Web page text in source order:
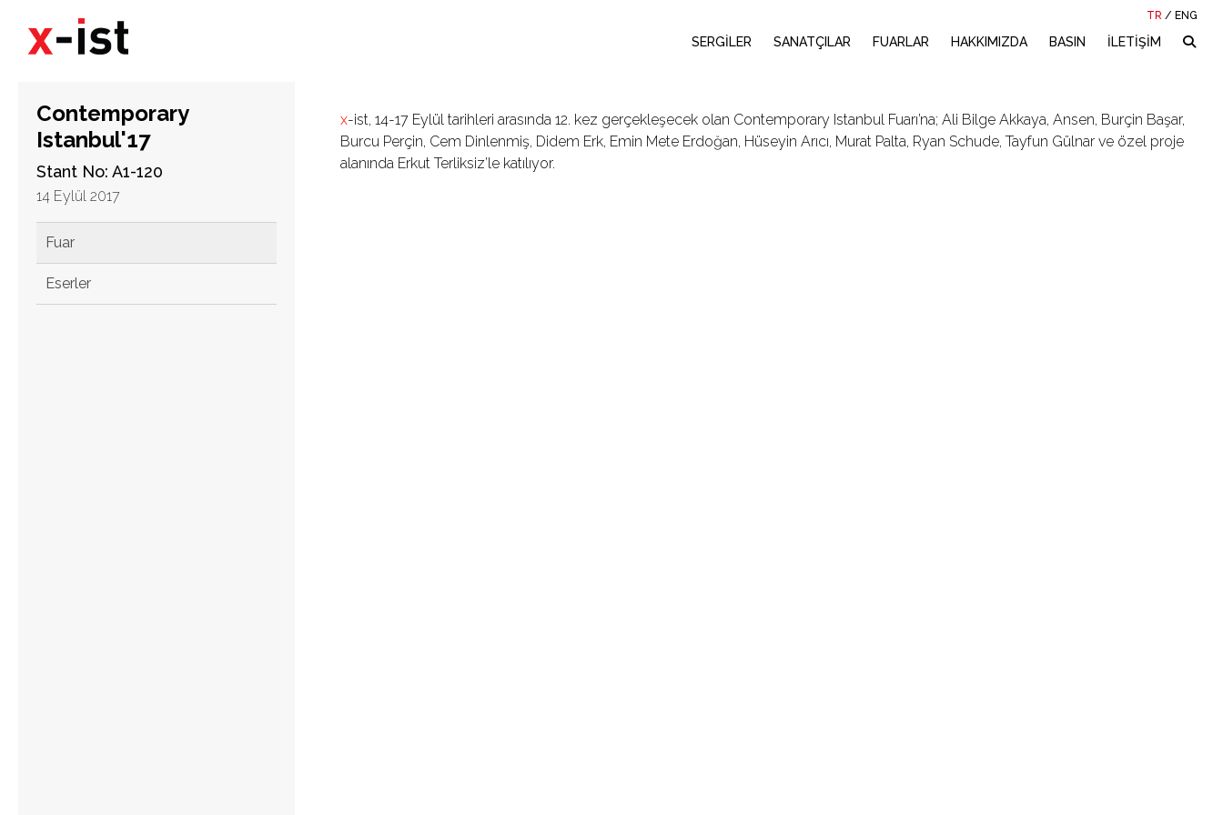
TR / ENG
SERGİLER SANATÇILAR FUARLAR HAKKIMIZDA BASIN İLETİŞİM
Contemporary
Istanbul'17
Stant No: A1-120
14 Eylül 2017
Fuar
Eserler
x-ist, 14-17 Eylül tarihleri arasında 12. kez gerçekleşecek olan Contemporary Istanbul Fuarı’na; Ali Bilge Akkaya, Ansen, Burçin Başar,
Burcu Perçin, Cem Dinlenmiş, Didem Erk, Emin Mete Erdoğan, Hüseyin Arıcı, Murat Palta, Ryan Schude, Tayfun Gülnar ve özel proje
alanında Erkut Terliksiz’le katılıyor.